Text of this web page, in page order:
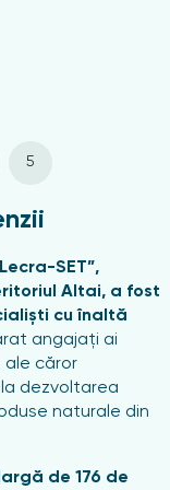
5
SET”,
Altai, a fost
cu înaltă
angajați ai
ale căror
dezvoltarea
naturale din
de 176 de